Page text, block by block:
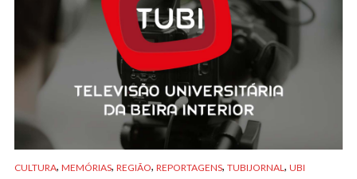
CULTURA, MEMÓRIAS, REGIÃO, REPORTAGENS, TUBIJORNAL , UBI